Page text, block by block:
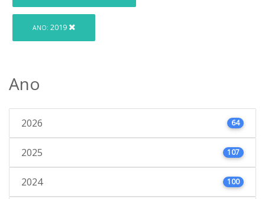
ANO: 2019
Ano
2026 64
2025 107
2024 100